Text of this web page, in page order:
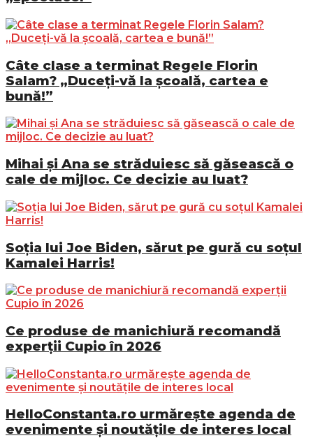
Câte clase a terminat Regele Florin
Salam? „Duceți-vă la școală, cartea e
bună!”
Mihai și Ana se străduiesc să găsească o
cale de mijloc. Ce decizie au luat?
Soția lui Joe Biden, sărut pe gură cu soțul
Kamalei Harris!
Ce produse de manichiură recomandă
experții Cupio în 2026
HelloConstanta.ro urmărește agenda de
evenimente și noutățile de interes local